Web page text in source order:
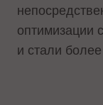
оптимизации
и стали